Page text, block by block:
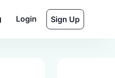
Login Sign Up